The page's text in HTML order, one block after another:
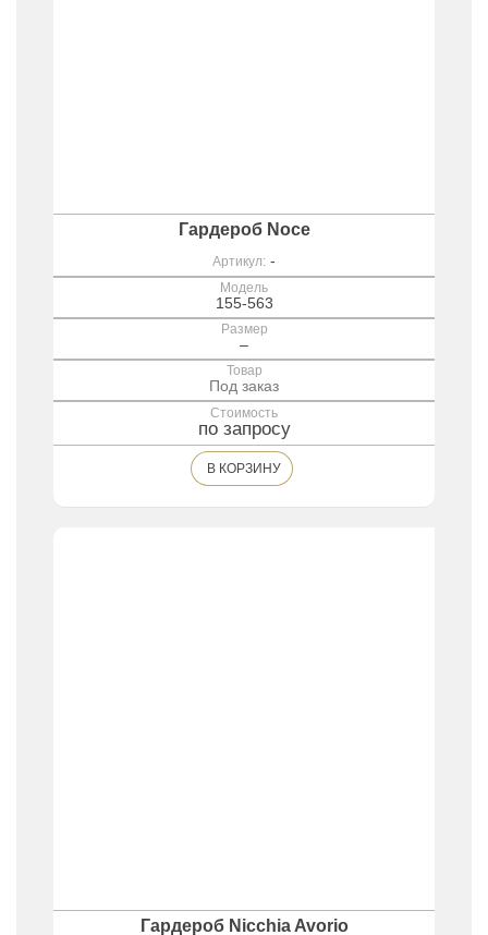
Гардероб Noce
Артикул: -
Модель
155-563
Размер
–
Товар
Под заказ
Стоимость
по запросу
В КОРЗИНУ
Гардероб Nicchia Avorio